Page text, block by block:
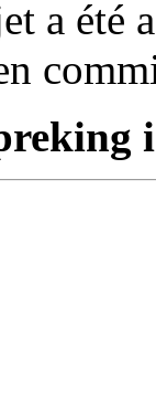
a été